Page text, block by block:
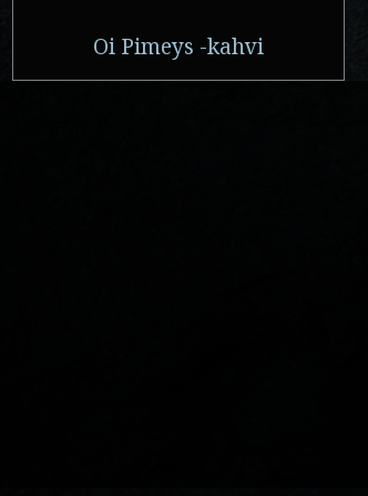
Oi Pimeys -kahvi